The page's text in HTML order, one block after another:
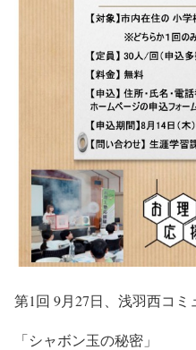
第1回 9月27日、浅羽西コミ
「シャボン玉の秘密」